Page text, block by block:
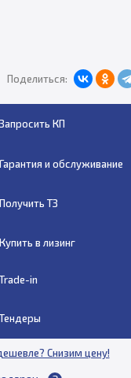
Поделиться:
Запросить КП
Гарантия и обслуживание
Получить ТЗ
Купить в лизинг
Trade-in
Тендеры
Снизим цену!